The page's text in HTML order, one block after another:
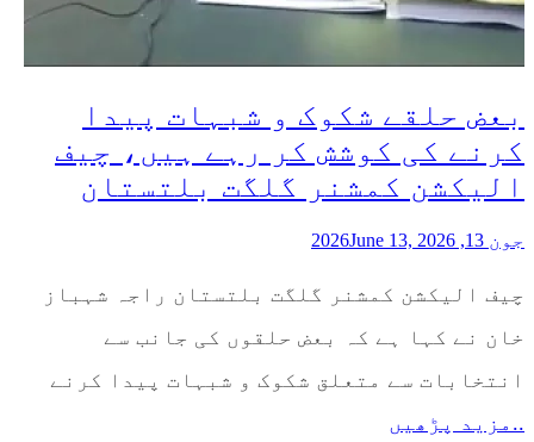
بعض حلقے شکوک و شبہات پیدا
کرنے کی کوشش کر رہے ہیں، چیف
الیکشن کمشنر گلگت بلتستان
جون 13, 2026 June 13, 2026
چیف الیکشن کمشنر گلگت بلتستان راجہ شہباز
خان نے کہا ہے کہ بعض حلقوں کی جانب سے
انتخابات سے متعلق شکوک و شبہات پیدا کرنے
..مزید پڑھیں